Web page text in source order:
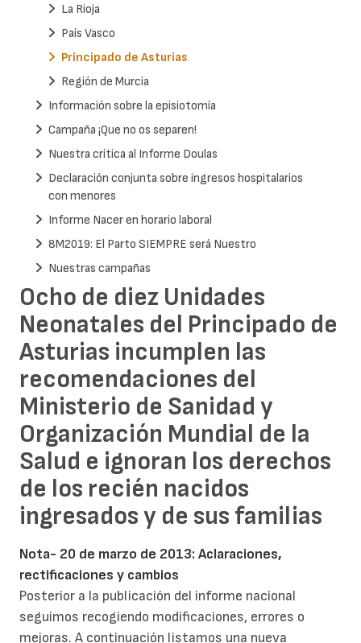
Ocho de diez Unidades
Neonatales del Principado de
Asturias incumplen las
recomendaciones del
Ministerio de Sanidad y
Organización Mundial de la
Salud e ignoran los derechos
de los recién nacidos
ingresados y de sus familias
Nota- 20 de marzo de 2013: Aclaraciones,
rectificaciones y cambios
Posterior a la publicación del informe nacional
seguimos recogiendo modificaciones, errores o
mejoras. A continuación listamos una nueva
La Rioja
País Vasco
Principado de Asturias
Región de Murcia
Información sobre la episiotomía
Campaña ¡Que no os separen!
Nuestra crítica al Informe Doulas
Declaración conjunta sobre ingresos hospitalarios
con menores
Informe Nacer en horario laboral
8M2019: El Parto SIEMPRE será Nuestro
Nuestras campañas